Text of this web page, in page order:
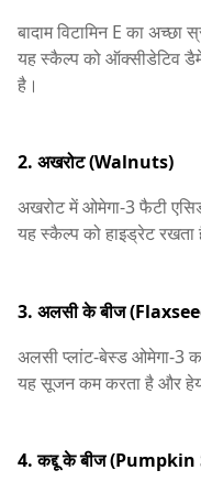
बादाम विटामिन E का अच्छा
यह स्कैल्प को ऑक्सीडेटिव
है।
2. अखरोट (Walnuts)
अखरोट में ओमेगा-3 फैटी
यह स्कैल्प को हाइड्रेट रखता
3. अलसी के बीज
अलसी प्लांट-बेस्ड ओमेगा-3
यह सूजन कम करता है और
4. कद्दू के बीज (Pumpkin